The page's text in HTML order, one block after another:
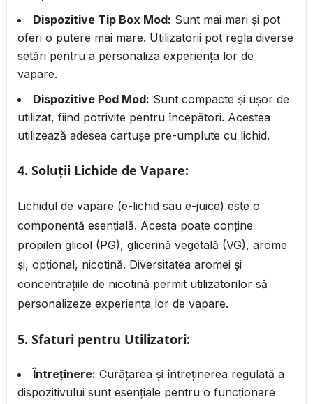
Dispozitive Tip Box Mod: Sunt mai mari și pot
oferi o putere mai mare. Utilizatorii pot regla diverse
setări pentru a personaliza experiența lor de
vapare.
Dispozitive Pod Mod: Sunt compacte și ușor de
utilizat, fiind potrivite pentru începători. Acestea
utilizează adesea cartușe pre-umplute cu lichid.
4. Soluții Lichide de Vapare:
Lichidul de vapare (e-lichid sau e-juice) este o
componentă esențială. Acesta poate conține
propilen glicol (PG), glicerină vegetală (VG), arome
și, opțional, nicotină. Diversitatea aromei și
concentrațiile de nicotină permit utilizatorilor să
personalizeze experiența lor de vapare.
5. Sfaturi pentru Utilizatori:
Întreținere: Curățarea și întreținerea regulată a
dispozitivului sunt esențiale pentru o funcționare